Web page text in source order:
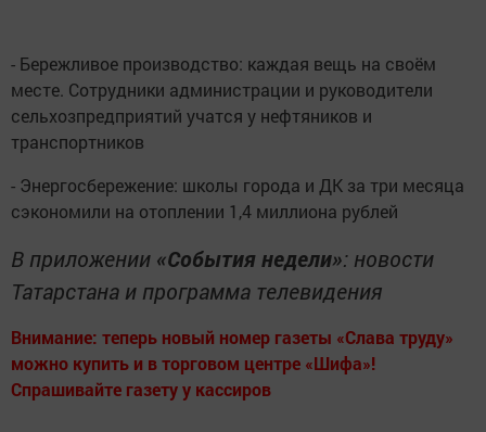
- Бережливое производство: каждая вещь на своём
месте. Сотрудники администрации и руководители
сельхозпредприятий учатся у нефтяников и
транспортников
- Энергосбережение: школы города и ДК за три месяца
сэкономили на отоплении 1,4 миллиона рублей
В приложении «События недели»: новости
Татарстана и программа телевидения
Внимание: теперь новый номер газеты «Слава труду»
можно купить и в торговом центре «Шифа»!
Спрашивайте газету у кассиров